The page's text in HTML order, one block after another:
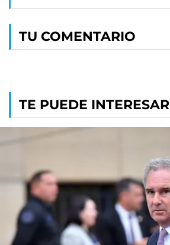
TU COMENTARIO
TE PUEDE INTERESAR